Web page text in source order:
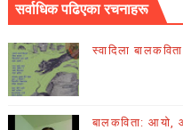
सर्वाधिक पढिएका रचनाहरू
स्वादिला
बालकविता: आयो,